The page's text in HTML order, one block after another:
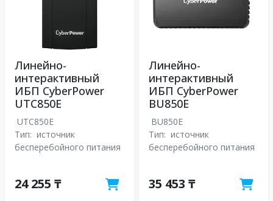
Линейно-
интерактивный
ИБП CyberPower
UTC850E
UTC850E
Тип: источник
бесперебойного питания
24 255 ₸
Линейно-
интерактивный
ИБП CyberPower
BU850E
BU850E
Тип: источник
бесперебойного питания
35 453 ₸